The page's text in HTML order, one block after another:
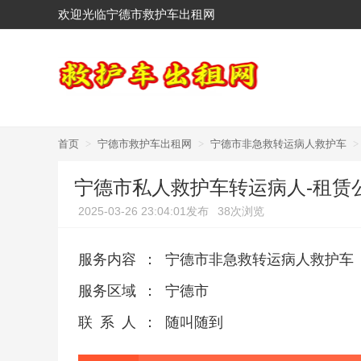
欢迎光临宁德市救护车出租网
首页 > 宁德市救护车出租网 > 宁德市非急救转运病人救护车 >
宁德市私人救护车转运病人-租赁
2025-03-26 23:04:01发布 38次浏览
服务内容 ：
宁德市非急救转运病人救护车
服务区域
：
宁德市
联系人
： 随叫随到